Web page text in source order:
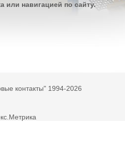
или навигацией по сайту.
контакты" 1994-2026